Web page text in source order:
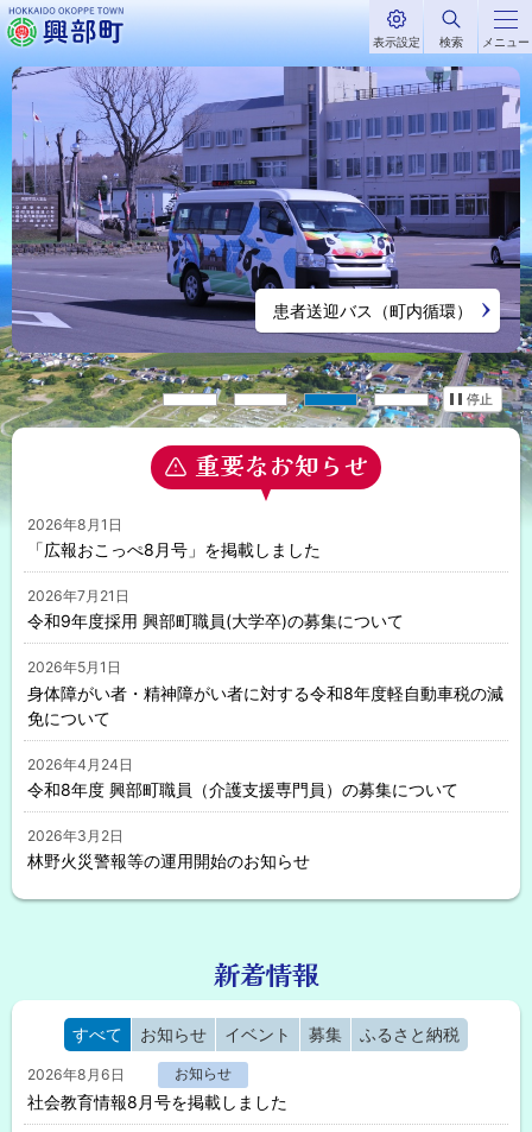
本
文
へ
ュ
ー
へ
北海道興部
町
HOKKAIDO OKOPPE TOWN
メニュー
表示設定
ト
内
検索
北
海
道
興
部
町
イ
メ
ー
ジ
写
真
集
ゼロカーボン・バイオマスの取り組み
興部町を応援！ふるさと納税
患者送迎バス（町内循環）
興部町子育てガイドブック配布しています
1 2 3 4
停止
重要なお知らせ
2026年8月1日
「広報おこっぺ8月号」を掲載しました
2026年7月21日
令和9年度採用 興部町職員(大学卒)の募集について
2026年5月1日
身体障がい者・精神障がい者に対する令和8年度軽自動車税の減
免について
2026年4月24日
令和8年度 興部町職員（介護支援専門員）の募集について
2026年3月2日
林野火災警報等の運用開始のお知らせ
2025年12月25日
基幹情報システムの 標準化への移行について
2025年7月18日
興部町代表メールアドレスの廃止について
2024年5月1日
令和6年度個人町道民税における定額減税について
新着情報
すべて お知らせ イベント 募集 ふるさと納税
す
べ
て
2026年8月6日 お知らせ
社会教育情報8月号を掲載しました